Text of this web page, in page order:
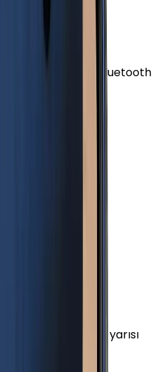
Plastik 47mm Bluetooth
44mm GPS Gece yarısı